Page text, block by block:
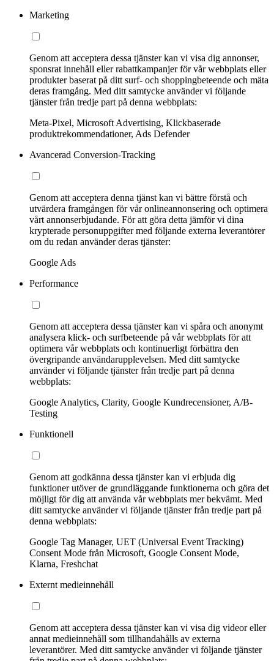
Marketing
Genom att acceptera dessa tjänster kan vi visa dig annonser,
sponsrat innehåll eller rabattkampanjer för vår webbplats eller
produkter baserat på ditt surf- och shoppingbeteende och mäta
deras framgång. Med ditt samtycke använder vi följande
tjänster från tredje part på denna webbplats:
Meta-Pixel, Microsoft Advertising, Klickbaserade
produktrekommendationer, Ads Defender
Avancerad Conversion-Tracking
Genom att acceptera denna tjänst kan vi bättre förstå och
utvärdera framgången för vår onlineannonsering och optimera
vårt annonserbjudande. För att göra detta jämför vi dina
krypterade personuppgifter med följande externa leverantörer
om du redan använder deras tjänster:
Google Ads
Performance
Genom att acceptera dessa tjänster kan vi spåra och anonymt
analysera klick- och surfbeteende på vår webbplats för att
optimera vår webbplats och kontinuerligt förbättra den
övergripande användarupplevelsen. Med ditt samtycke
använder vi följande tjänster från tredje part på denna
webbplats:
Google Analytics, Clarity, Google Kundrecensioner, A/B-
Testing
Funktionell
Genom att godkänna dessa tjänster kan vi erbjuda dig
funktioner utöver de grundläggande funktionerna och göra det
möjligt för dig att använda vår webbplats mer bekvämt. Med
ditt samtycke använder vi följande tjänster från tredje part på
denna webbplats:
Google Tag Manager, UET (Universal Event Tracking)
Consent Mode från Microsoft, Google Consent Mode,
Klarna, Freshchat
Externt medieinnehåll
Genom att acceptera dessa tjänster kan vi visa dig videor eller
annat medieinnehåll som tillhandahålls av externa
leverantörer. Med ditt samtycke använder vi följande tjänster